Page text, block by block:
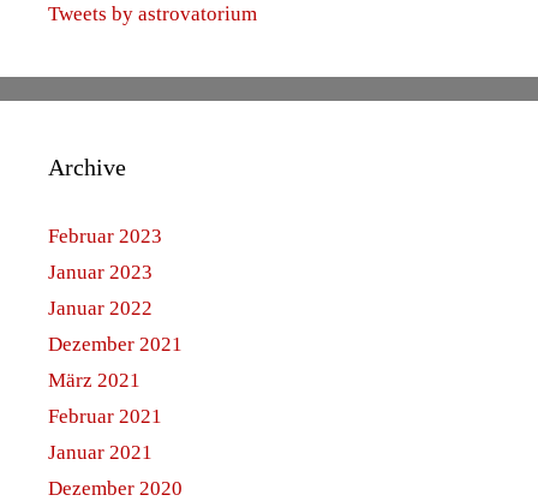
Tweets by astrovatorium
Archive
Februar 2023
Januar 2023
Januar 2022
Dezember 2021
März 2021
Februar 2021
Januar 2021
Dezember 2020